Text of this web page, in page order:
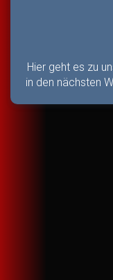
Hier geht es zu
in den nächsten